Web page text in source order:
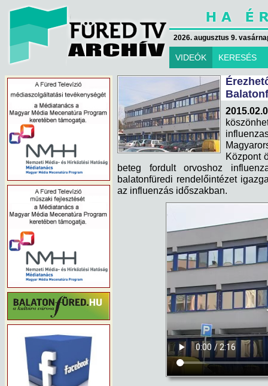
2026. augusztus 9.
VIDEÓK KERESÉS
Központ
beteg fordult orvoshoz
balatonfüredi rendelőintézet
az influenzás időszakban.